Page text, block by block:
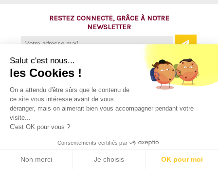
RESTEZ CONNECTÉ, GRÂCE À NOTRE
NEWSLETTER
@ Copyright 2016 - AVM Menuiseries
Tous droits réservés
Contact
Salut c'est nous...
les Cookies !
On a attendu d'être sûrs que le contenu de
ce site vous intéresse avant de vous
déranger, mais on aimerait bien vous accompagner pendant votre
visite...
C'est OK pour vous ?
Consentements certifiés par
Non merci Je choisis OK pour moi